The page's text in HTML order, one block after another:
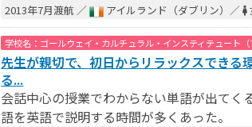
2013年7月渡航 ／ アイルランド（ダブリン）／
学校名：ゴールウェイ・カルチュラル・インスティテュート（
先生が親切で、初日からリラックスできる
る...
会話中心の授業でわからない単語が出てく
語を英語で説明する時間が多くあった。